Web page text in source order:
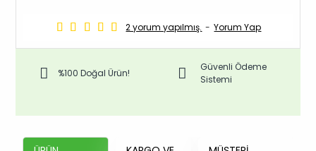
2 yorum yapılmış. - Yorum Yap
%100 Doğal Ürün!
Güvenli Ödeme
Sistemi